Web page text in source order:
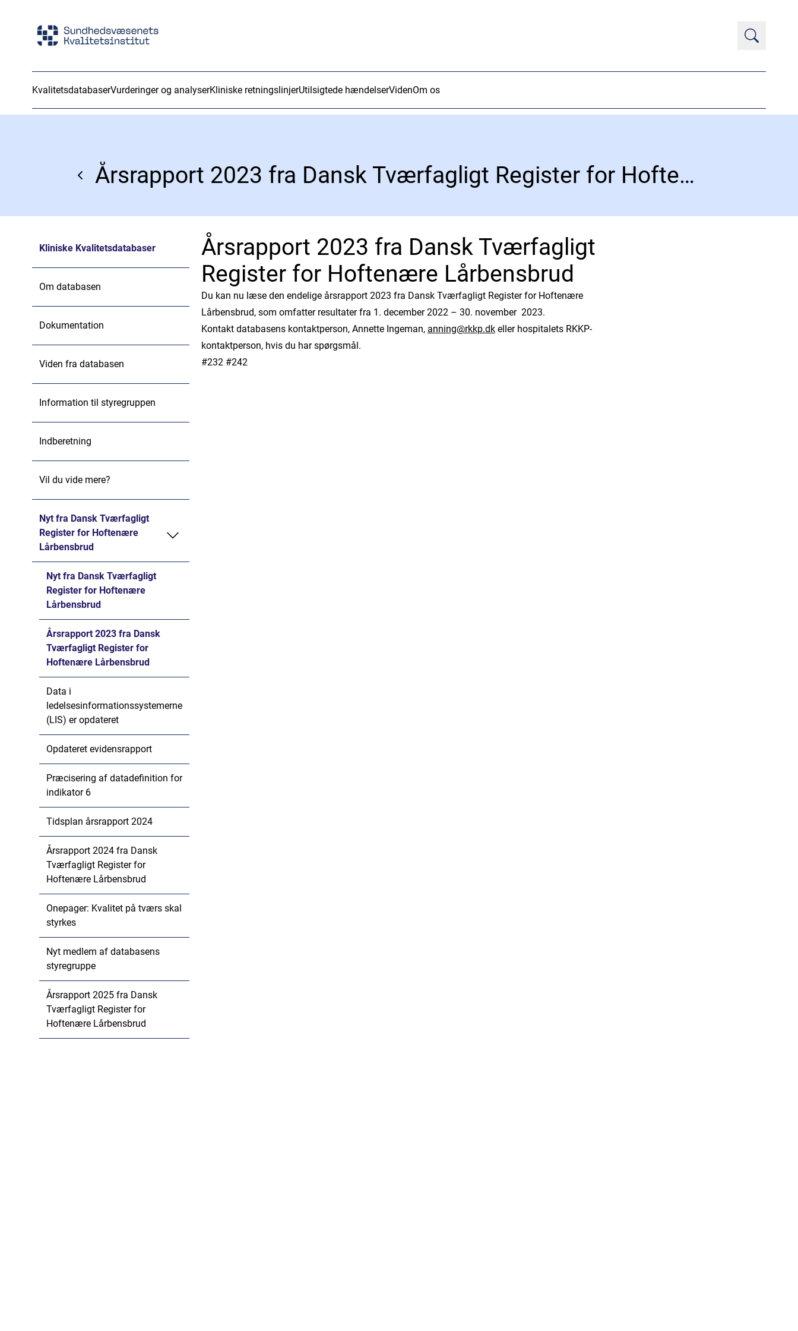
KvalitetsdatabaserVurderinger og analyserKliniske retningslinjerUtilsigtede hændelserVidenOm os
Årsrapport 2023 fra Dansk Tværfagligt Register for Hoftenære Lårbensbrud
Kliniske Kvalitetsdatabaser
Om databasen
Dokumentation
Viden fra databasen
Information til styregruppen
Indberetning
Vil du vide mere?
Nyt fra Dansk Tværfagligt
Register for Hoftenære
Lårbensbrud
Nyt fra Dansk Tværfagligt
Register for Hoftenære
Lårbensbrud
Årsrapport 2023 fra Dansk
Tværfagligt Register for
Hoftenære Lårbensbrud
Data i
ledelsesinformationssystemerne
(LIS) er opdateret
Opdateret evidensrapport
Præcisering af datadefinition for
indikator 6
Tidsplan årsrapport 2024
Årsrapport 2024 fra Dansk
Tværfagligt Register for
Hoftenære Lårbensbrud
Onepager: Kvalitet på tværs skal
styrkes
Nyt medlem af databasens
styregruppe
Årsrapport 2025 fra Dansk
Tværfagligt Register for
Hoftenære Lårbensbrud
Årsrapport 2023 fra Dansk Tværfagligt
Register for Hoftenære Lårbensbrud
Du kan nu læse den endelige årsrapport 2023 fra Dansk Tværfagligt Register for Hoftenære
Lårbensbrud, som omfatter resultater fra 1. december 2022 – 30. november 2023.
Kontakt databasens kontaktperson, Annette Ingeman, anning@rkkp.dkeller hospitalets RKKP-
kontaktperson, hvis du har spørgsmål.
#232 #242